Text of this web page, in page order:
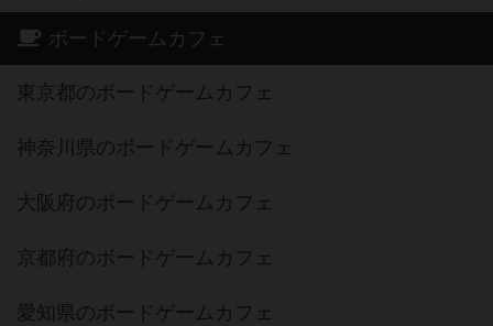
ボードゲームカフェ
東京都のボードゲームカフェ
神奈川県のボードゲームカフェ
大阪府のボードゲームカフェ
京都府のボードゲームカフェ
愛知県のボードゲームカフェ